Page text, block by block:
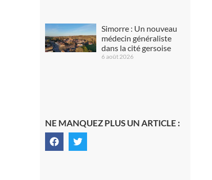
Simorre : Un nouveau
médecin généraliste
dans la cité gersoise
6 août 2026
NE MANQUEZ PLUS UN ARTICLE :